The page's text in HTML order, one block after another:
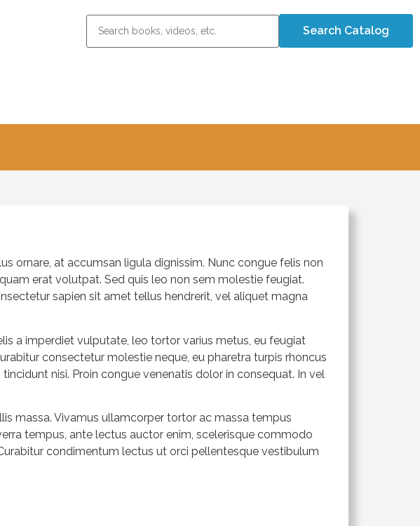
ornare, at accumsan ligula dignissim. Nunc congue felis non
erat volutpat. Sed quis leo non sem molestie feugiat.
sapien sit amet tellus hendrerit, vel aliquet magna
a imperdiet vulputate, leo tortor varius metus, eu feugiat
consectetur molestie neque, eu pharetra turpis rhoncus
nisi. Proin congue venenatis dolor in consequat. In vel
massa. Vivamus ullamcorper tortor ac massa tempus
tempus, ante lectus auctor enim, scelerisque commodo
condimentum lectus ut orci pellentesque vestibulum